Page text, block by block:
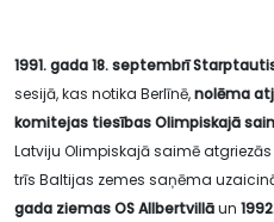
1991. gada 18. septembrī
sesijā, kas notika Berlīnē,nolēma
komitejas tiesības Olimpiskajā
Latviju Olimpiskajā saimē
trīs Baltijas zemes saņēma
gada ziemas OS Allbertvillāun